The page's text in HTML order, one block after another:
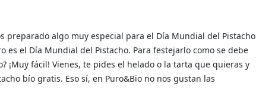
preparado algo muy especial para el Día Mundial del Pistacho
es el Día Mundial del Pistacho. Para festejarlo como se debe
¡Muy fácil! Vienes, te pides el helado o la tarta que quieras y
bío gratis. Eso sí, en Puro&Bio no nos gustan las